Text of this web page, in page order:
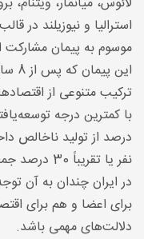
استرالیا و نیوزیلند در
موسوم به پیمان
ترکیب متنوعی از
درصد از تولید ناخالص
نفر یا
در ایران چندان به آن
برای اعضا و هم برای
دلالت‌های مهمی باشد.